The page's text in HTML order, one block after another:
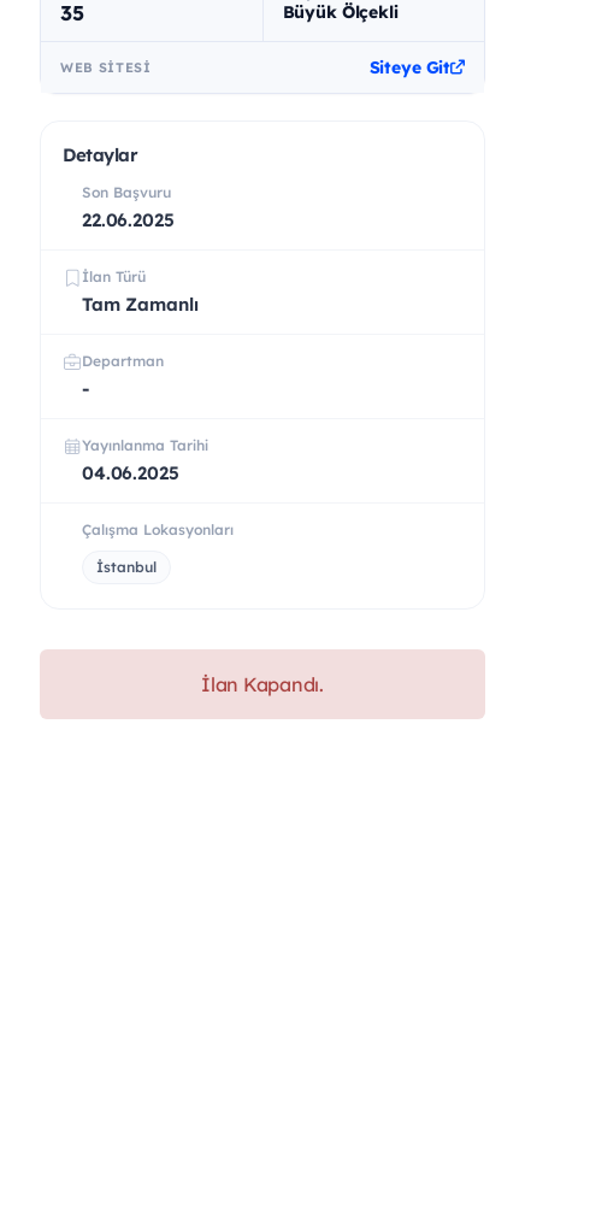
35 Büyük Ölçekli
WEB SITESI Siteye Git
Detaylar
Son Başvuru
22.06.2025
İlan Türü
Tam Zamanlı
Departman
-
Yayınlanma Tarihi
04.06.2025
Çalışma Lokasyonları
İstanbul
İlan Kapandı.